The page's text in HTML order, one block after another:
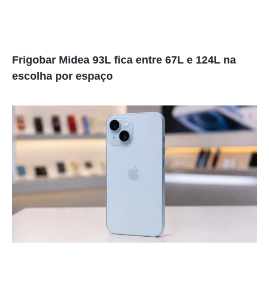
Frigobar Midea 93L fica entre 67L e 124L na
escolha por espaço